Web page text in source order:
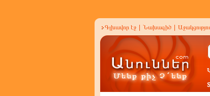
Գլխավոր էջ Նախագիծ